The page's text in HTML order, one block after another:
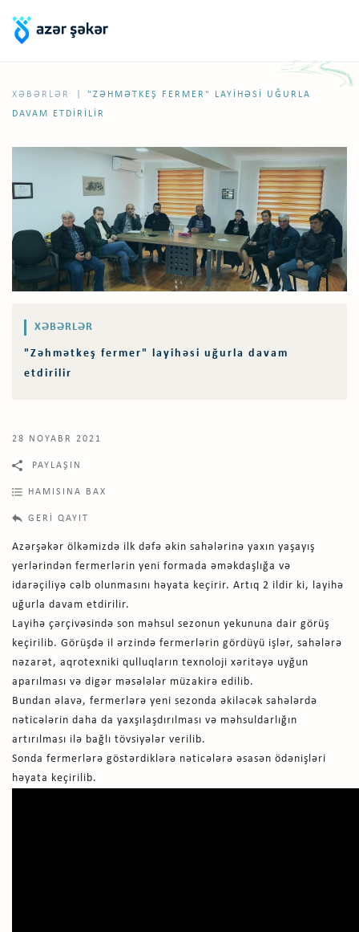
XƏBƏRLƏR
"ZƏHMƏTKEŞ FERMER" LAYIHƏSI UĞURLA
DAVAM ETDIRILIR
XƏBƏRLƏR
"Zəhmətkeş fermer" layihəsi uğurla davam
etdirilir
28 NOYABR 2021
PAYLAŞIN
HAMISINA BAX
GERI QAYIT
Azərşəkər ölkəmizdə ilk dəfə əkin sahələrinə yaxın yaşayış
yerlərindən fermerlərin yeni formada əməkdaşlığa və
idarəçiliyə cəlb olunmasını həyata keçirir. Artıq 2 ildir ki, layihə
uğurla davam etdirilir.
Layihə çərçivəsində son məhsul sezonun yekununa dair görüş
keçirilib. Görüşdə il ərzində fermerlərin gördüyü işlər, sahələrə
nəzarət, aqrotexniki qulluqların texnoloji xəritəyə uyğun
aparılması və digər məsələlər müzakirə edilib.
Bundan əlavə, fermerlərə yeni sezonda əkiləcək sahələrdə
nəticələrin daha da yaxşılaşdırılması və məhsuldarlığın
artırılması ilə bağlı tövsiyələr verilib.
Sonda fermerlərə göstərdiklərə nəticələrə əsasən ödənişləri
həyata keçirilib.